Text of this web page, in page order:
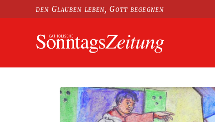
den Glauben leben, Gott begegnen